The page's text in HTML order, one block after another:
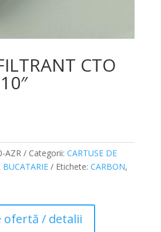
CTO
AZR Categorii: CARTUSE DE
BUCATARIE Etichete: CARBON,
ofertă / detalii